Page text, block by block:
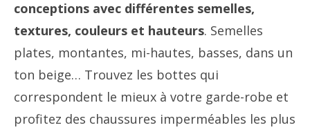
conceptions avec différentes semelles,
textures, couleurs et hauteurs. Semelles
plates, montantes, mi-hautes, basses, dans un
ton beige… Trouvez les bottes qui
correspondent le mieux à votre garde-robe et
profitez des chaussures imperméables les plus